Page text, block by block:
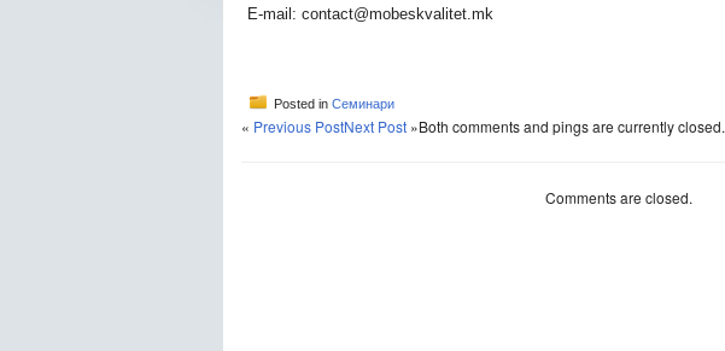
E-mail: contact@mobeskvalitet.mk
Posted in Семинари
« Previous PostNext Post »Both comments and pings are currently closed.
Comments are closed.